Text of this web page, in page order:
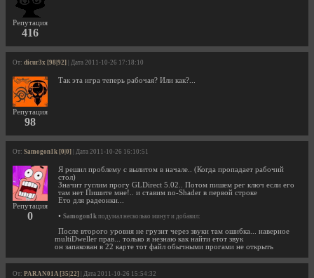
Репутация
416
От: dicur3x [98|92] | Дата 2011-10-26 17:18:10
Репутация
98
Так эта игра теперь рабочая? Или как?...
От: Samogon1k [0|0] | Дата 2011-10-26 16:10:51
Репутация
0
Я решил проблему с вылитом в начале.. (Когда пропадает рабочий
стол)
Значит гуглим прогу GLDirect 5.02.. Потом пишем рег ключ если его
там нет Пишите мне!.. и ставим no-Shader в первой строке
Ето для радеонки...
• Samogon1k подумал несколько минут и добавил:
После второго уровня не грузит через звуки там ошибка... наверное
multiDweller прав... только я незнаю как найти етот звук
он запакован в 22 карте тот файл обычными прогами не открыть
От: PARAN01A [35|22] | Дата 2011-10-26 15:54:32